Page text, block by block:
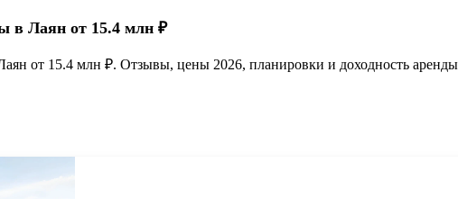
в Лаян от 15.4 млн ₽
от 15.4 млн ₽. Отзывы, цены 2026, планировки и доходность